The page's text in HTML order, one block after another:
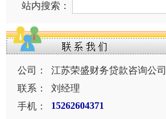
站内搜索：
公司：
江苏荣盛财务贷款咨询公司
联系：
刘经理
手机：
15262604371